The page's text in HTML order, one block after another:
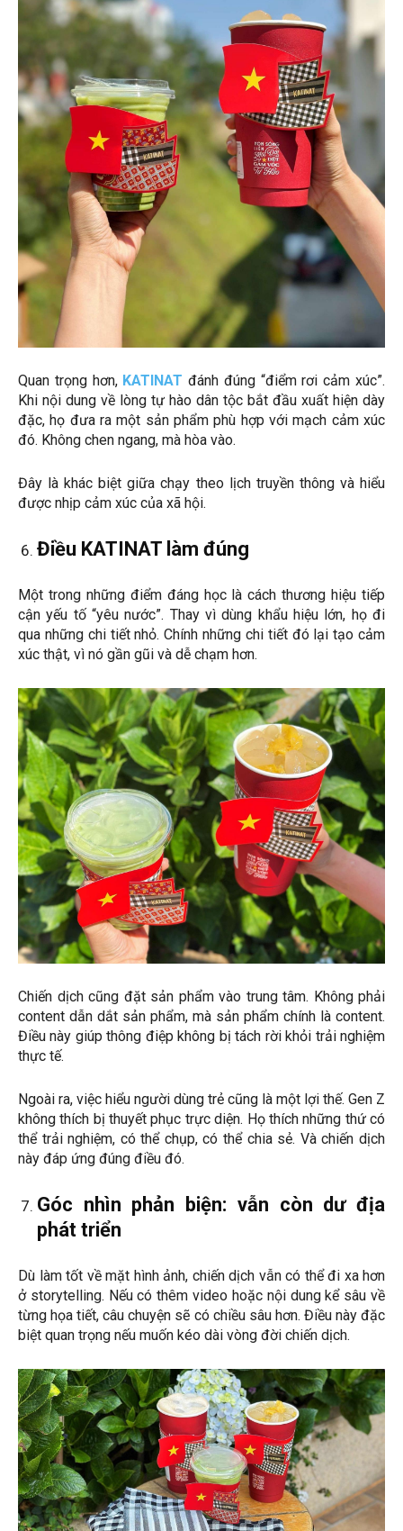
Quan trọng hơn, KATINAT đánh đúng “điểm rơi cảm xúc”.
Khi nội dung về lòng tự hào dân tộc bắt đầu xuất hiện dày
đặc, họ đưa ra một sản phẩm phù hợp với mạch cảm xúc
đó. Không chen ngang, mà hòa vào.
Đây là khác biệt giữa chạy theo lịch truyền thông và hiểu
được nhịp cảm xúc của xã hội.
Điều KATINAT làm đúng
Một trong những điểm đáng học là cách thương hiệu tiếp
cận yếu tố “yêu nước”. Thay vì dùng khẩu hiệu lớn, họ đi
qua những chi tiết nhỏ. Chính những chi tiết đó lại tạo cảm
xúc thật, vì nó gần gũi và dễ chạm hơn.
Chiến dịch cũng đặt sản phẩm vào trung tâm. Không phải
content dẫn dắt sản phẩm, mà sản phẩm chính là content.
Điều này giúp thông điệp không bị tách rời khỏi trải nghiệm
thực tế.
Ngoài ra, việc hiểu người dùng trẻ cũng là một lợi thế. Gen Z
không thích bị thuyết phục trực diện. Họ thích những thứ có
thể trải nghiệm, có thể chụp, có thể chia sẻ. Và chiến dịch
này đáp ứng đúng điều đó.
Góc nhìn phản biện: vẫn còn dư địa
phát triển
Dù làm tốt về mặt hình ảnh, chiến dịch vẫn có thể đi xa hơn
ở storytelling. Nếu có thêm video hoặc nội dung kể sâu về
từng họa tiết, câu chuyện sẽ có chiều sâu hơn. Điều này đặc
biệt quan trọng nếu muốn kéo dài vòng đời chiến dịch.